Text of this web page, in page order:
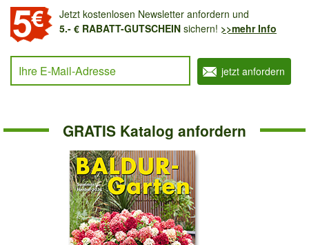
Jetzt kostenlosen Newsletter anfordern und
5.- € RABATT-GUTSCHEIN sichern! >>mehr Info
jetzt anfordern
GRATIS Katalog anfordern